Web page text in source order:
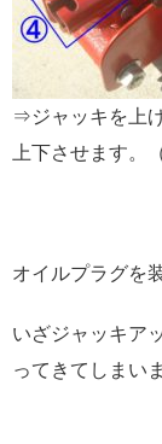
⇒ジャッキを上
上下させます。
オイルプラグを
いざジャッキア
ってきてしまい